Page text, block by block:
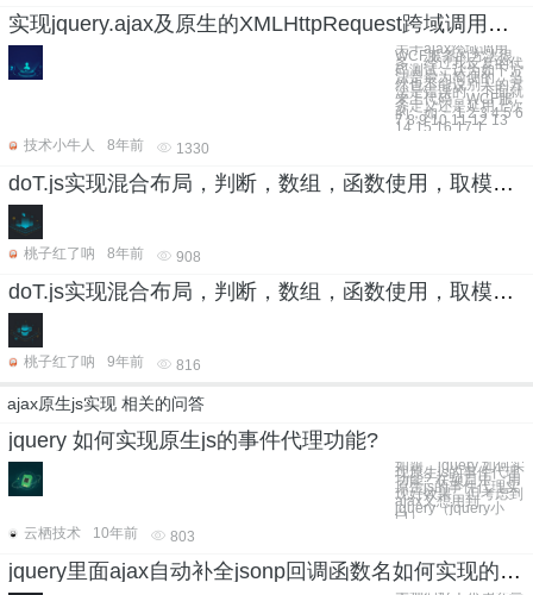
实现jquery.ajax及原生的XMLHttpRequest跨域调用WCF服务的方法
关于ajax跨域调用
WCF服务的方法很
多，经过我反复的代
码测试，认为如下方
法是最为简便的，当
然也不能说别人的方
法是错误的，下面就
来上代码，WCF服
务定义还是延用上次
的，如： 1 2 3 4 5 6
7 8 9 10 11 12 13
14 15 16 17 1
技术小牛人
8年前 1330
doT.js实现混合布局，判断，数组，函数使用，取模，数组嵌套
桃子红了呐 8年前 908
doT.js实现混合布局，判断，数组，函数使用，取模，数组嵌套
桃子红了呐 9年前 816
ajax原生js实现 相关的问答
jquery 如何实现原生js的事件代理功能?
如题，jquery 如何实
现原生js的事件代理
功能? 在项目中，用
原生js的事件代理实
现好效果，但考虑到
ajax又想用到
jquery（jquery小
白）
云栖技术
10年前 803
jquery里面ajax自动补全jsonp回调函数名如何实现的以及jq使用了哪些http方法？